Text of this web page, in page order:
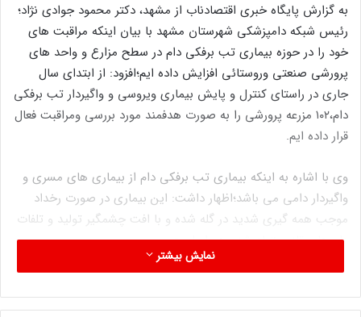
به گزارش پایگاه خبری اقتصادناب از مشهد، دکتر محمود جوادی نژاد؛
رئیس شبکه دامپزشکی شهرستان مشهد با بیان اینکه مراقبت های
خود را در حوزه بیماری تب برفکی دام در سطح مزارع و واحد های
پرورشی صنعتی وروستائی افزایش داده ایم؛افزود: از ابتدای سال
جاری در راستای کنترل و پایش بیماری ویروسی و واگیردار تب برفکی
دام،۱۰۲ مزرعه پرورشی را به صورت هدفمند مورد بررسی ومراقبت فعال
قرار داده ایم.
وی با اشاره به اینکه بیماری تب برفکی دام از بیماری های مسری و
واگیردار دامی می باشد؛اظهار داشت: این بیماری در صورت رخداد
موجب همه گیری شدید در گله شده و با افت چشمگیر تولید و تلفات
دام های تازه متولد شده همراه است.
بیماری های دامی این شبکه با مراجعه به روستا ها و مزارع پرورشی
نمایش بیشتر